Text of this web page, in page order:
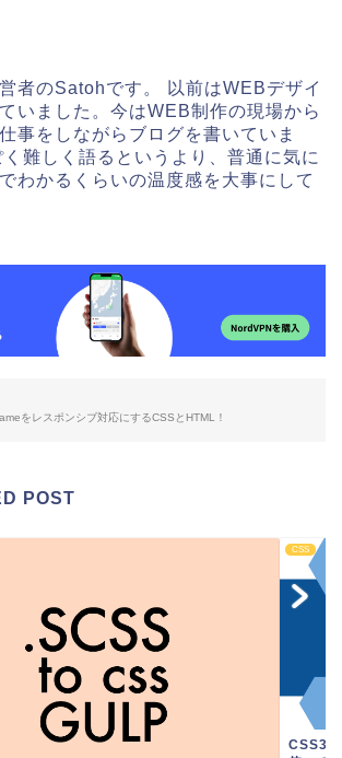
者のSatohです。 以前はWEBデザイ
いました。今はWEB制作の現場から
事をしながらブログを書いていま
難しく語るというより、普通に気に
わかるくらいの温度感を大事にして
をレスポンシブ対応にするCSSとHTML！
POST
CSS
CSS3